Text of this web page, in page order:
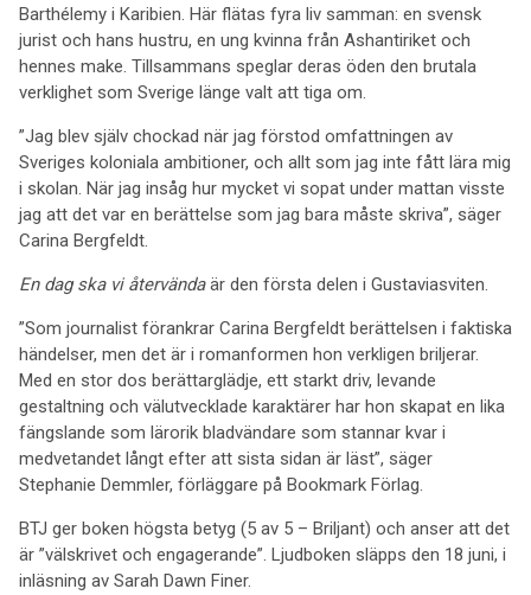
Barthélemy i Karibien. Här flätas fyra liv samman: en svensk
jurist och hans hustru, en ung kvinna från Ashantiriket och
hennes make. Tillsammans speglar deras öden den brutala
verklighet som Sverige länge valt att tiga om.
”Jag blev själv chockad när jag förstod omfattningen av
Sveriges koloniala ambitioner, och allt som jag inte fått lära mig
i skolan. När jag insåg hur mycket vi sopat under mattan visste
jag att det var en berättelse som jag bara måste skriva”, säger
Carina Bergfeldt.
En dag ska vi återvändaär den första delen i Gustaviasviten.
”Som journalist förankrar Carina Bergfeldt berättelsen i faktiska
händelser, men det är i romanformen hon verkligen briljerar.
Med en stor dos berättarglädje, ett starkt driv, levande
gestaltning och välutvecklade karaktärer har hon skapat en lika
fängslande som lärorik bladvändare som stannar kvar i
medvetandet långt efter att sista sidan är läst”, säger
Stephanie Demmler, förläggare på Bookmark Förlag.
BTJ ger boken högsta betyg (5 av 5 – Briljant) och anser att det
är ”välskrivet och engagerande”. Ljudboken släpps den 18 juni, i
inläsning av Sarah Dawn Finer.